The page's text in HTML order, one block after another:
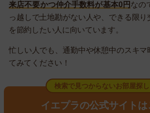
来店不要かつ仲介手数料が基本0円 なの
っ越しで土地勘がない人や、できる限り
を節約したい人に向いています。
忙しい人でも、通勤中や休憩中のスキマ
てみてください！
検索で見つからないお部屋探
イエプラの公式サイトは